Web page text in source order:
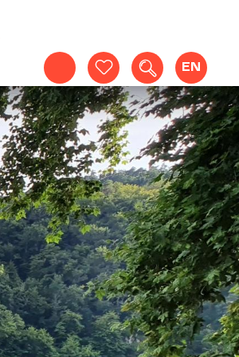
Voir les favoris
Search
EN